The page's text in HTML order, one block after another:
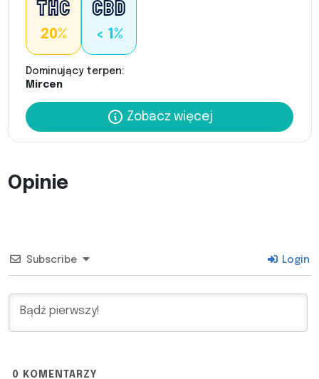
20% < 1%
Dominujący terpen:
Mircen
Zobacz więcej
Opinie
Subscribe Login
0 KOMENTARZY